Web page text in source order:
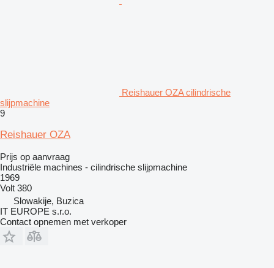
Reishauer OZA cilindrische
slijpmachine
9
Reishauer OZA
Prijs op aanvraag
Industriële machines - cilindrische slijpmachine
1969
Volt 380
Slowakije, Buzica
IT EUROPE s.r.o.
Contact opnemen met verkoper